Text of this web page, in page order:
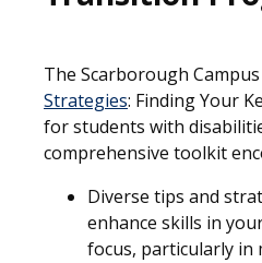
The Scarborough
Strategies: Finding Your
for students with
comprehensive toolkit
Diverse tips and
enhance skills in
focus, particularly in